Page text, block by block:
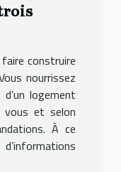
construire
nourrissez
logement
vous et selon
À ce